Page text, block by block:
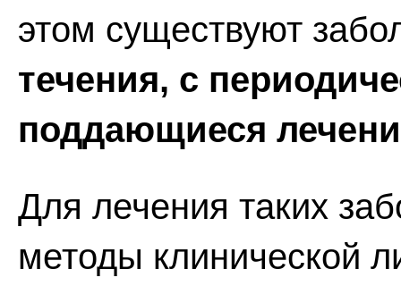
этом существуют
течения, с
поддающиеся
Для лечения таких
методы клинической